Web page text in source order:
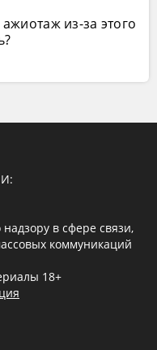
из-за этого
в сфере связи,
коммуникаций
18+